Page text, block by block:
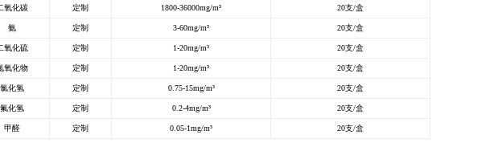
氧化碳 定制 1800-36000mg/m³ 20支/盒
氨 定制 3-60mg/m³ 20支/盒
氧化硫 定制 1-20mg/m³ 20支/盒
氧化物 定制 1-20mg/m³ 20支/盒
氯化氢 定制 0.75-15mg/m³ 20支/盒
氟化氢 定制 0.2-4mg/m³ 20支/盒
甲醛 定制 0.05-1mg/m³ 20支/盒